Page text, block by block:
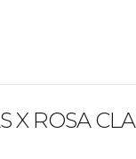
X ROSA